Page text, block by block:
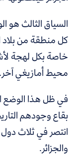
السياق الثالث هو
كل منطقة من
خاصة بكل لهجة
محيط أمازيغي آخر.
في ظل هذا الوضع
بقاع وجودهم
انتصر في ثلاث
والجزائر.